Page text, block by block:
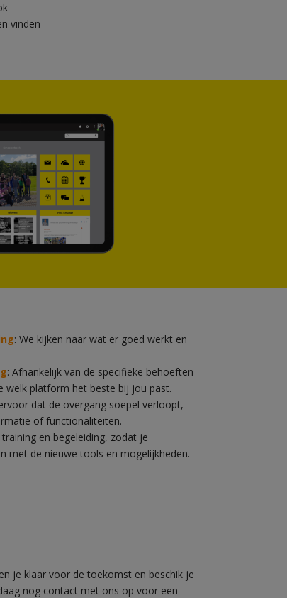
vinden
: We kijken naar wat er goed werkt en
: Afhankelijk van de specifieke behoeften
welk platform het beste bij jou past.
dat de overgang soepel verloopt,
of functionaliteiten.
training en begeleiding, zodat je
met de nieuwe tools en mogelijkheden.
je klaar voor de toekomst en beschik je
nog contact met ons op voor een